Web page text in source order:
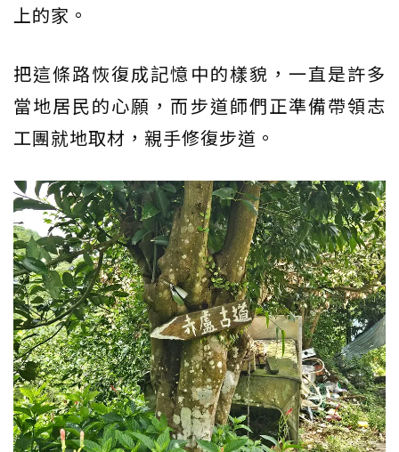
上的家。
把這條路恢復成記憶中的樣貌，一直是許多
當地居民的心願，而步道師們正準備帶領志
工團就地取材，親手修復步道。